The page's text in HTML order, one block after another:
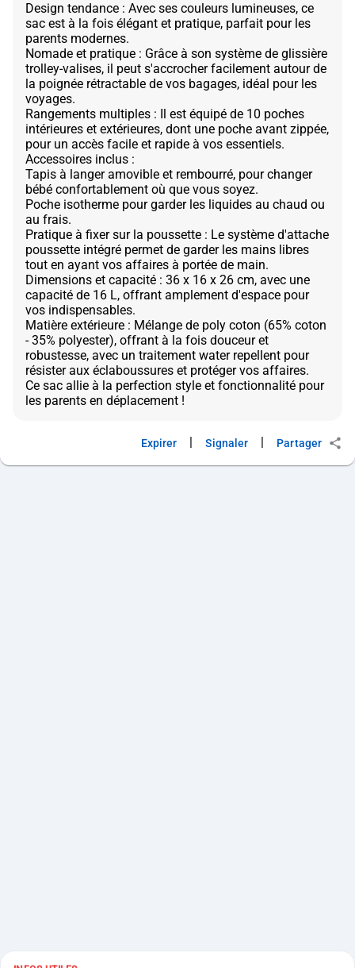
Design tendance : Avec ses couleurs lumineuses, ce
sac est à la fois élégant et pratique, parfait pour les
parents modernes.
Nomade et pratique : Grâce à son système de glissière
trolley-valises, il peut s'accrocher facilement autour de
la poignée rétractable de vos bagages, idéal pour les
voyages.
Rangements multiples : Il est équipé de 10 poches
intérieures et extérieures, dont une poche avant zippée,
pour un accès facile et rapide à vos essentiels.
Accessoires inclus :
Tapis à langer amovible et rembourré, pour changer
bébé confortablement où que vous soyez.
Poche isotherme pour garder les liquides au chaud ou
au frais.
Pratique à fixer sur la poussette : Le système d'attache
poussette intégré permet de garder les mains libres
tout en ayant vos affaires à portée de main.
Dimensions et capacité : 36 x 16 x 26 cm, avec une
capacité de 16 L, offrant amplement d'espace pour
vos indispensables.
Matière extérieure : Mélange de poly coton (65% coton
- 35% polyester), offrant à la fois douceur et
robustesse, avec un traitement water repellent pour
résister aux éclaboussures et protéger vos affaires.
Ce sac allie à la perfection style et fonctionnalité pour
Expirer Signaler Partager